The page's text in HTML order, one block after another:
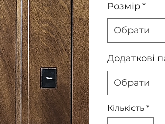
Розмір*
Обрати
Додаткові
Обрати
Кількість *